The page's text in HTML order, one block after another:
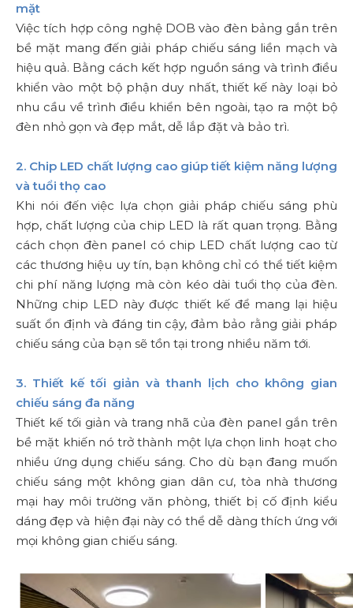
mặt
Việc tích hợp công nghệ DOB vào đèn bảng gắn trên
bề mặt mang đến giải pháp chiếu sáng liền mạch và
hiệu quả. Bằng cách kết hợp nguồn sáng và trình điều
khiển vào một bộ phận duy nhất, thiết kế này loại bỏ
nhu cầu về trình điều khiển bên ngoài, tạo ra một bộ
đèn nhỏ gọn và đẹp mắt, dễ lắp đặt và bảo trì.
2. Chip LED chất lượng cao giúp tiết kiệm năng lượng
và tuổi thọ cao
Khi nói đến việc lựa chọn giải pháp chiếu sáng phù
hợp, chất lượng của chip LED là rất quan trọng. Bằng
cách chọn đèn panel có chip LED chất lượng cao từ
các thương hiệu uy tín, bạn không chỉ có thể tiết kiệm
chi phí năng lượng mà còn kéo dài tuổi thọ của đèn.
Những chip LED này được thiết kế để mang lại hiệu
suất ổn định và đáng tin cậy, đảm bảo rằng giải pháp
chiếu sáng của bạn sẽ tồn tại trong nhiều năm tới.
3. Thiết kế tối giản và thanh lịch cho không gian
chiếu sáng đa năng
Thiết kế tối giản và trang nhã của đèn panel gắn trên
bề mặt khiến nó trở thành một lựa chọn linh hoạt cho
nhiều ứng dụng chiếu sáng. Cho dù bạn đang muốn
chiếu sáng một không gian dân cư, tòa nhà thương
mại hay môi trường văn phòng, thiết bị cố định kiểu
dáng đẹp và hiện đại này có thể dễ dàng thích ứng với
mọi không gian chiếu sáng.